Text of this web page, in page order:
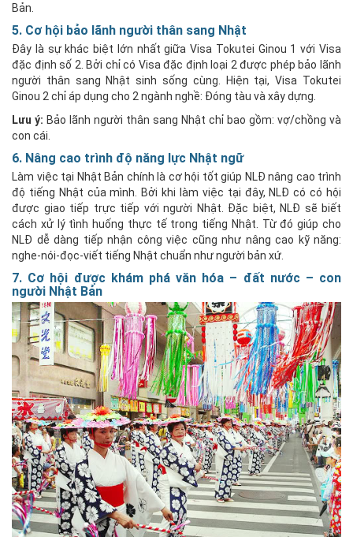
Bản.
5. Cơ hội bảo lãnh người thân sang Nhật
Đây là sự khác biệt lớn nhất giữa Visa Tokutei Ginou 1 với Visa
đặc định số 2. Bởi chỉ có Visa đặc định loại 2 được phép bảo lãnh
người thân sang Nhật sinh sống cùng. Hiện tại, Visa Tokutei
Ginou 2 chỉ áp dụng cho 2 ngành nghề: Đóng tàu và xây dựng.
Lưu ý: Bảo lãnh người thân sang Nhật chỉ bao gồm: vợ/chồng và
con cái.
6. Nâng cao trình độ năng lực Nhật ngữ
Làm việc tại Nhật Bản chính là cơ hội tốt giúp NLĐ nâng cao trình
độ tiếng Nhật của mình. Bởi khi làm việc tại đây, NLĐ có có hội
được giao tiếp trực tiếp với người Nhật. Đặc biệt, NLĐ sẽ biết
cách xử lý tình huống thực tế trong tiếng Nhật. Từ đó giúp cho
NLĐ dễ dàng tiếp nhận công việc cũng như nâng cao kỹ năng:
nghe-nói-đọc-viết tiếng Nhật chuẩn như người bản xứ.
7. Cơ hội được khám phá văn hóa – đất nước – con
người Nhật Bản